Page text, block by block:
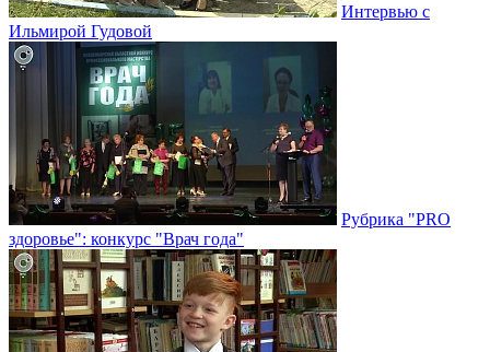
Интервью с
Ильмирой Гудовой
Рубрика "PRO
здоровье": конкурс "Врач года"